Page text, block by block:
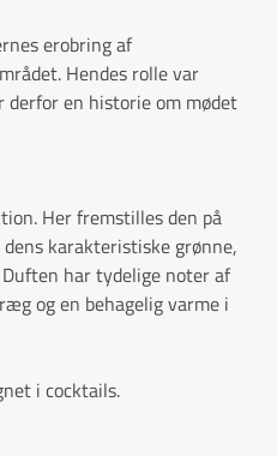
erobring af
Hendes rolle var
derfor en historie om mødet
Her fremstilles den på
karakteristiske grønne,
har tydelige noter af
og en behagelig varme i
i cocktails.